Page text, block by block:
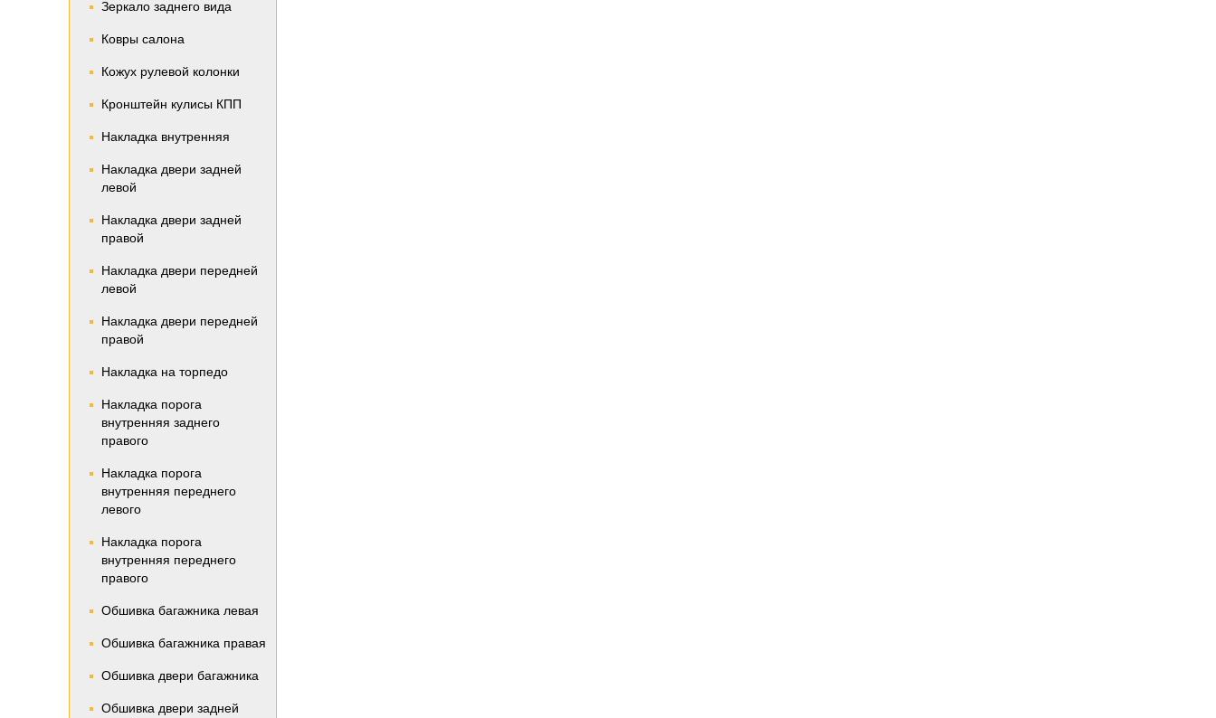
Зеркало заднего вида
Ковры салона
Кожух рулевой колонки
Кронштейн кулисы КПП
Накладка внутренняя
Накладка двери задней
левой
Накладка двери задней
правой
Накладка двери передней
левой
Накладка двери передней
правой
Накладка на торпедо
Накладка порога
внутренняя заднего
правого
Накладка порога
внутренняя переднего
левого
Накладка порога
внутренняя переднего
правого
Обшивка багажника левая
Обшивка багажника правая
Обшивка двери багажника
Обшивка двери задней